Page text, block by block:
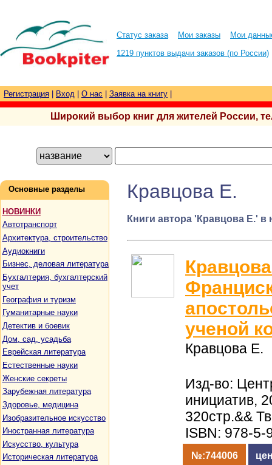
Статус заказа Мои заказы
Мои
1219 пунктов выдачи заказов (по России)
Регистрация Вход О нас Заявка на книгу
Широкий выбор книг для жителей России,
Основные разделы
НОВИНКИ
Автотранспорт
Архитектура, строительство
Аудиокниги
Бизнес, деловая литература
Бухгалтерия, бухгалтерский
учет
География и туризм
Гуманитарные науки
Детектив и боевик
Дом, сад, усадьба
Еврейская литература
Естественные науки
Женские секреты
Зарубежная литература
Здоровье, медицина
Изобразительное искусство
Иностранная литература
Искусство, культура
Историческая литература
Кравцова Е.
Книги автора 'Кравцова Е.' в
ученой
Кравцова Е.
Изд-во:
инициатив,
320стр.&&
ISBN: 978-5-
№:744006